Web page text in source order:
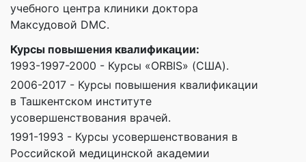
учебного центра клиники доктора
Максудовой DMC.
Курсы повышения квалификации:
1993-1997-2000 - Курсы «ORBIS» (США).
2006-2017 - Курсы повышения квалификации
в Ташкентском институте
усовершенствования врачей.
1991-1993 - Курсы усовершенствования в
Российской медицинской академии